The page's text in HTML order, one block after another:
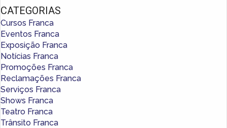
CATEGORIAS
Cursos Franca
Eventos Franca
Exposição Franca
Notícias Franca
Promoções Franca
Reclamações Franca
Serviços Franca
Shows Franca
Teatro Franca
Trânsito Franca